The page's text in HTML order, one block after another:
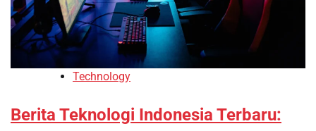
Technology
Berita Teknologi Indonesia Terbaru: